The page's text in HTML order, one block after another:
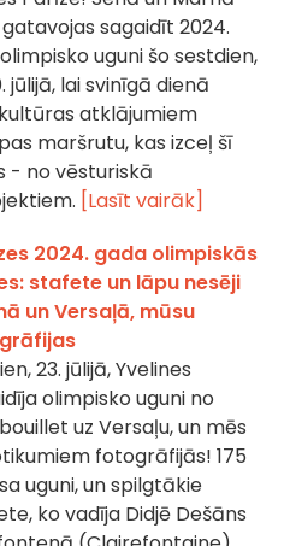
sagaidīt 2024.
uguni šo sestdien,
jūlijā, lai svinīgā dienā
atklājumiem
maršrutu, kas izceļ šī
- no vēsturiskā
[Lasīt vairāk]
2024. gada olimpiskās
stafete un lāpu nesēji
un Versaļā, mūsu
23. jūlijā, Yvelines
olimpisko uguni no
uz Versaļu, un mēs
fotogrāfijās! 175
uguni, un spilgtākie
ko vadīja Didjē Dešāns